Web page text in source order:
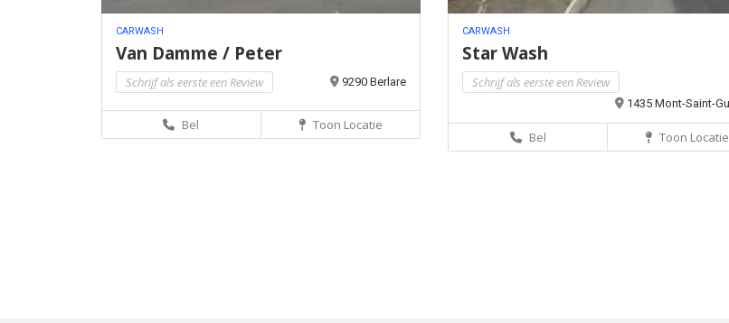
CARWASH
Van Damme / Peter
Schrijf als eerste een Review 9290 Berlare
Bel Toon Locatie
CARWASH
Star Wash
Schrijf als eerste een Review
1435 Mont-Saint-
Bel Toon Locatie